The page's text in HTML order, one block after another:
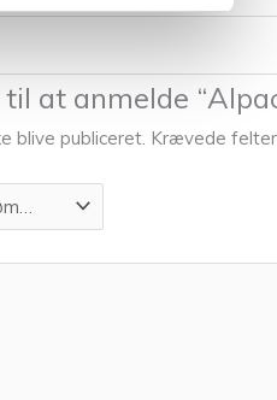
at anmelde
blive publiceret. Krævede